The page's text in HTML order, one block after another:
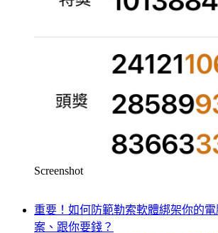
Screenshot
重要！如何防範勒索軟體綁架你的
案、跟你要錢？